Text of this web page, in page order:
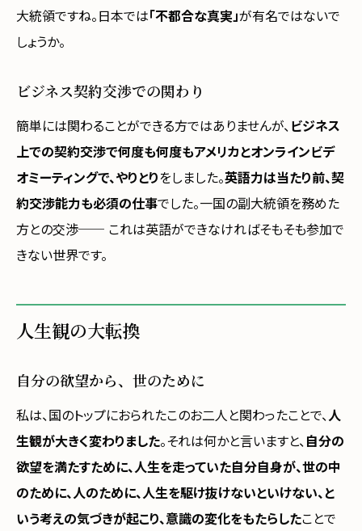
大統領ですね。日本では「不都合な真実」が有名ではないで
しょうか。
ビジネス契約交渉での関わり
簡単には関わることができる方ではありませんが、 ビジネス
上での契約交渉で何度も何度もアメリカとオンラインビデ
オミーティングで、やりとりをしました。英語力は当たり前、契
約交渉能力も必須の仕事でした。一国の副大統領を務めた
方との交渉── これは英語ができなければそもそも参加で
きない世界です。
人生観の大転換
自分の欲望から、世のために
私は、国のトップにおられたこのお二人と関わったことで、人
生観が大きく変わりました。それは何かと言いますと、 自分の
欲望を満たすために、人生を走っていた自分自身が、世の中
のために、人のために、人生を駆け抜けないといけない、と
いう考えの気づきが起こり、意識の変化をもたらしたことで